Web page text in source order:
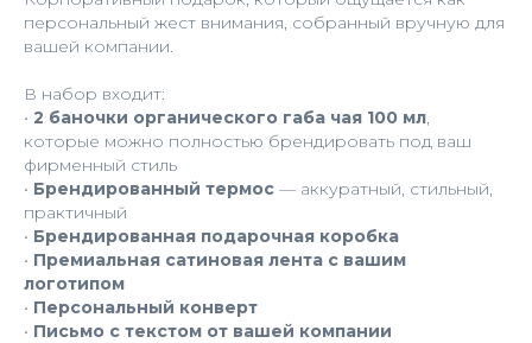
персональный жест внимания, собранный вручную для
вашей компании.
В набор входит:
• 2 баночки органического габа чая 100 мл,
которые можно полностью брендировать под ваш
фирменный стиль
• Брендированный термос — аккуратный, стильный,
практичный
• Брендированная подарочная коробка
• Премиальная сатиновая лента с вашим
логотипом
• Персональный конверт
• Письмо с текстом от вашей компании